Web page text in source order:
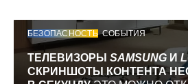
БЕЗОПАСНОСТЬ СОБЫТИЯ
ТЕЛЕВИЗОРЫ SAMSUNG И
СКРИНШОТЫ КОНТЕНТА